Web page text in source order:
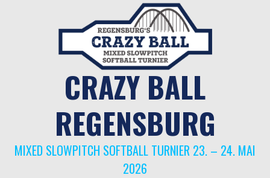
CRAZY BALL
REGENSBURG
MIXED SLOWPITCH SOFTBALL TURNIER 23. – 24. MAI
2026